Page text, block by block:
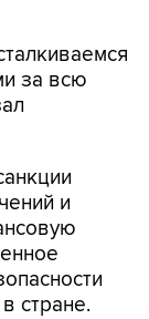
за всю
и
стране.